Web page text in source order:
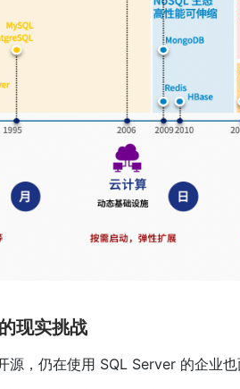
现实挑战
，仍在使用 SQL Server 的企业也